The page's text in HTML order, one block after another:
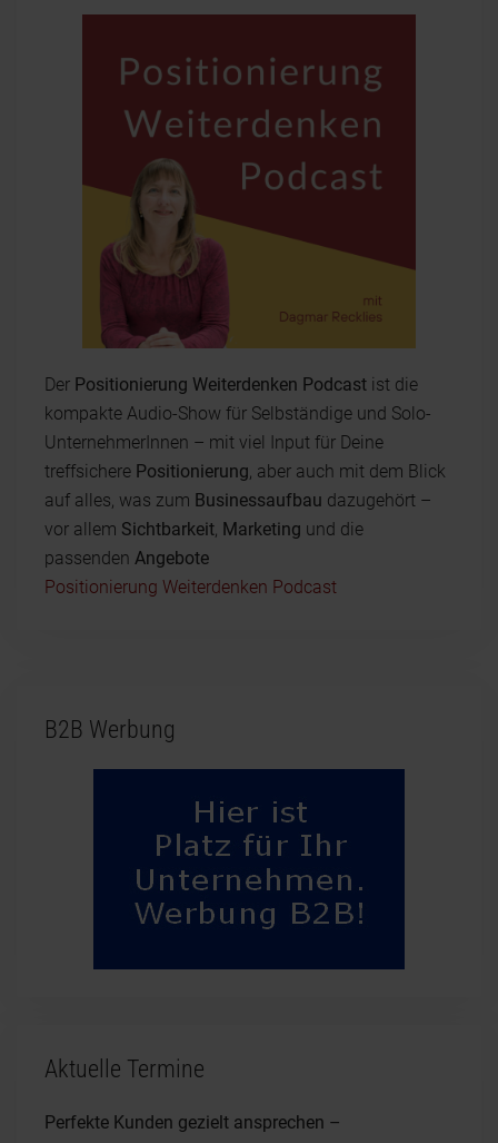
Der Positionierung Weiterdenken Podcast ist die
kompakte Audio-Show für Selbständige und Solo-
UnternehmerInnen – mit viel Input für Deine
treffsichere Positionierung, aber auch mit dem Blick
auf alles, was zum Businessaufbau dazugehört –
vor allem Sichtbarkeit, Marketing und die
passenden Angebote
Positionierung Weiterdenken Podcast
B2B Werbung
Aktuelle Termine
Perfekte Kunden gezielt ansprechen –